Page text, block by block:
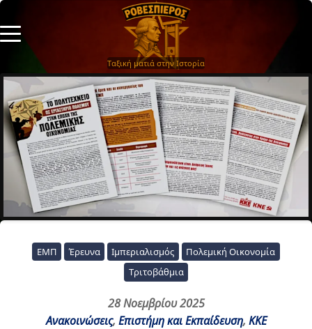
Ταξική ματιά στην Ιστορία
ΕΜΠ Έρευνα Ιμπεριαλισμός
Πολεμική Οικονομία
Τριτοβάθμια
28 Νοεμβρίου 2025
Ανακοινώσεις, Επιστήμη και Εκπαίδευση, ΚΚΕ